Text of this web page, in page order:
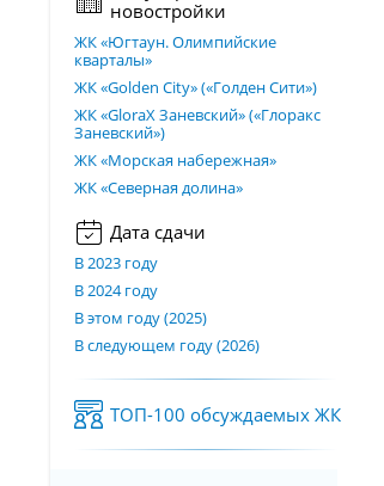
новостройки
ЖК «Югтаун. Олимпийские
кварталы»
ЖК «Golden City» («Голден Сити»)
ЖК «GloraX Заневский»​ («Глоракс
Заневский»)
ЖК «Морская набережная»
ЖК «Северная долина»
Дата сдачи
В 2023 году
В 2024 году
В этом году (2025)
В следующем году (2026)
ТОП-100 обсуждаемых ЖК